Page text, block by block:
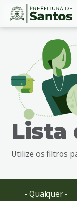
Ir
busca
Ir
Conteúdo
Lista
Utilize os filtros
- Qualquer -